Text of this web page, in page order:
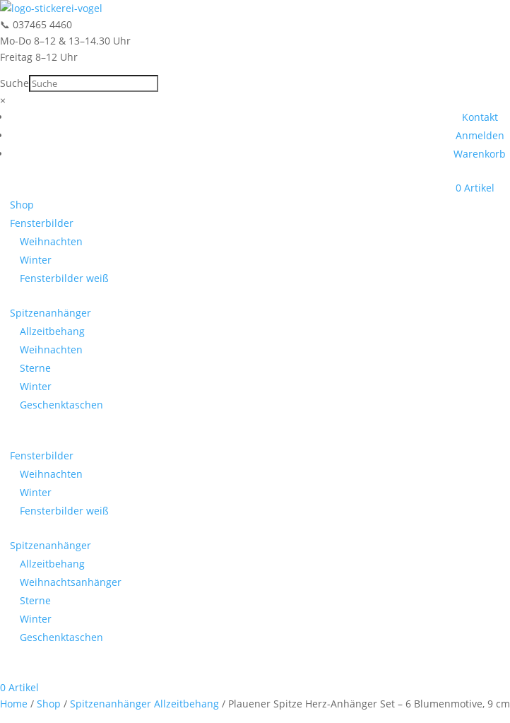
📞 037465 4460
Mo-Do 8–12 & 13–14.30 Uhr
Freitag 8–12 Uhr
Suche
×
Kontakt
Anmelden
Warenkorb
0 Artikel
Shop
Fensterbilder
Weihnachten
Winter
Fensterbilder weiß
Spitzenanhänger
Allzeitbehang
Weihnachten
Sterne
Winter
Geschenktaschen
Fensterbilder
Weihnachten
Winter
Fensterbilder weiß
Spitzenanhänger
Allzeitbehang
Weihnachtsanhänger
Sterne
Winter
Geschenktaschen
0 Artikel
Home / Shop / Spitzenanhänger Allzeitbehang / Plauener Spitze Herz-Anhänger Set – 6 Blumenmotive, 9 cm